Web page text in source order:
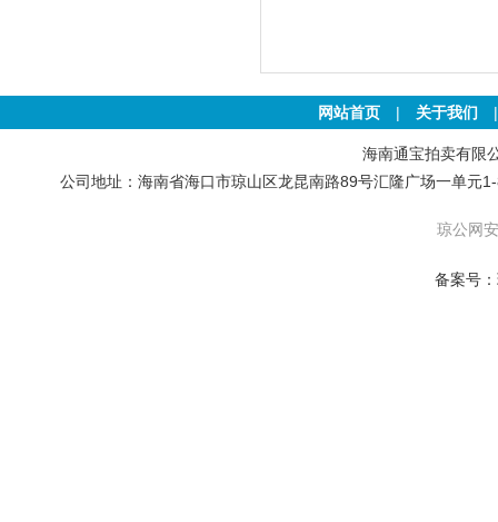
网站首页 | 关于我们
海南通宝拍卖有限
公司地址：海南省海口市琼山区龙昆南路89号汇隆广场一单
琼公网
备案号